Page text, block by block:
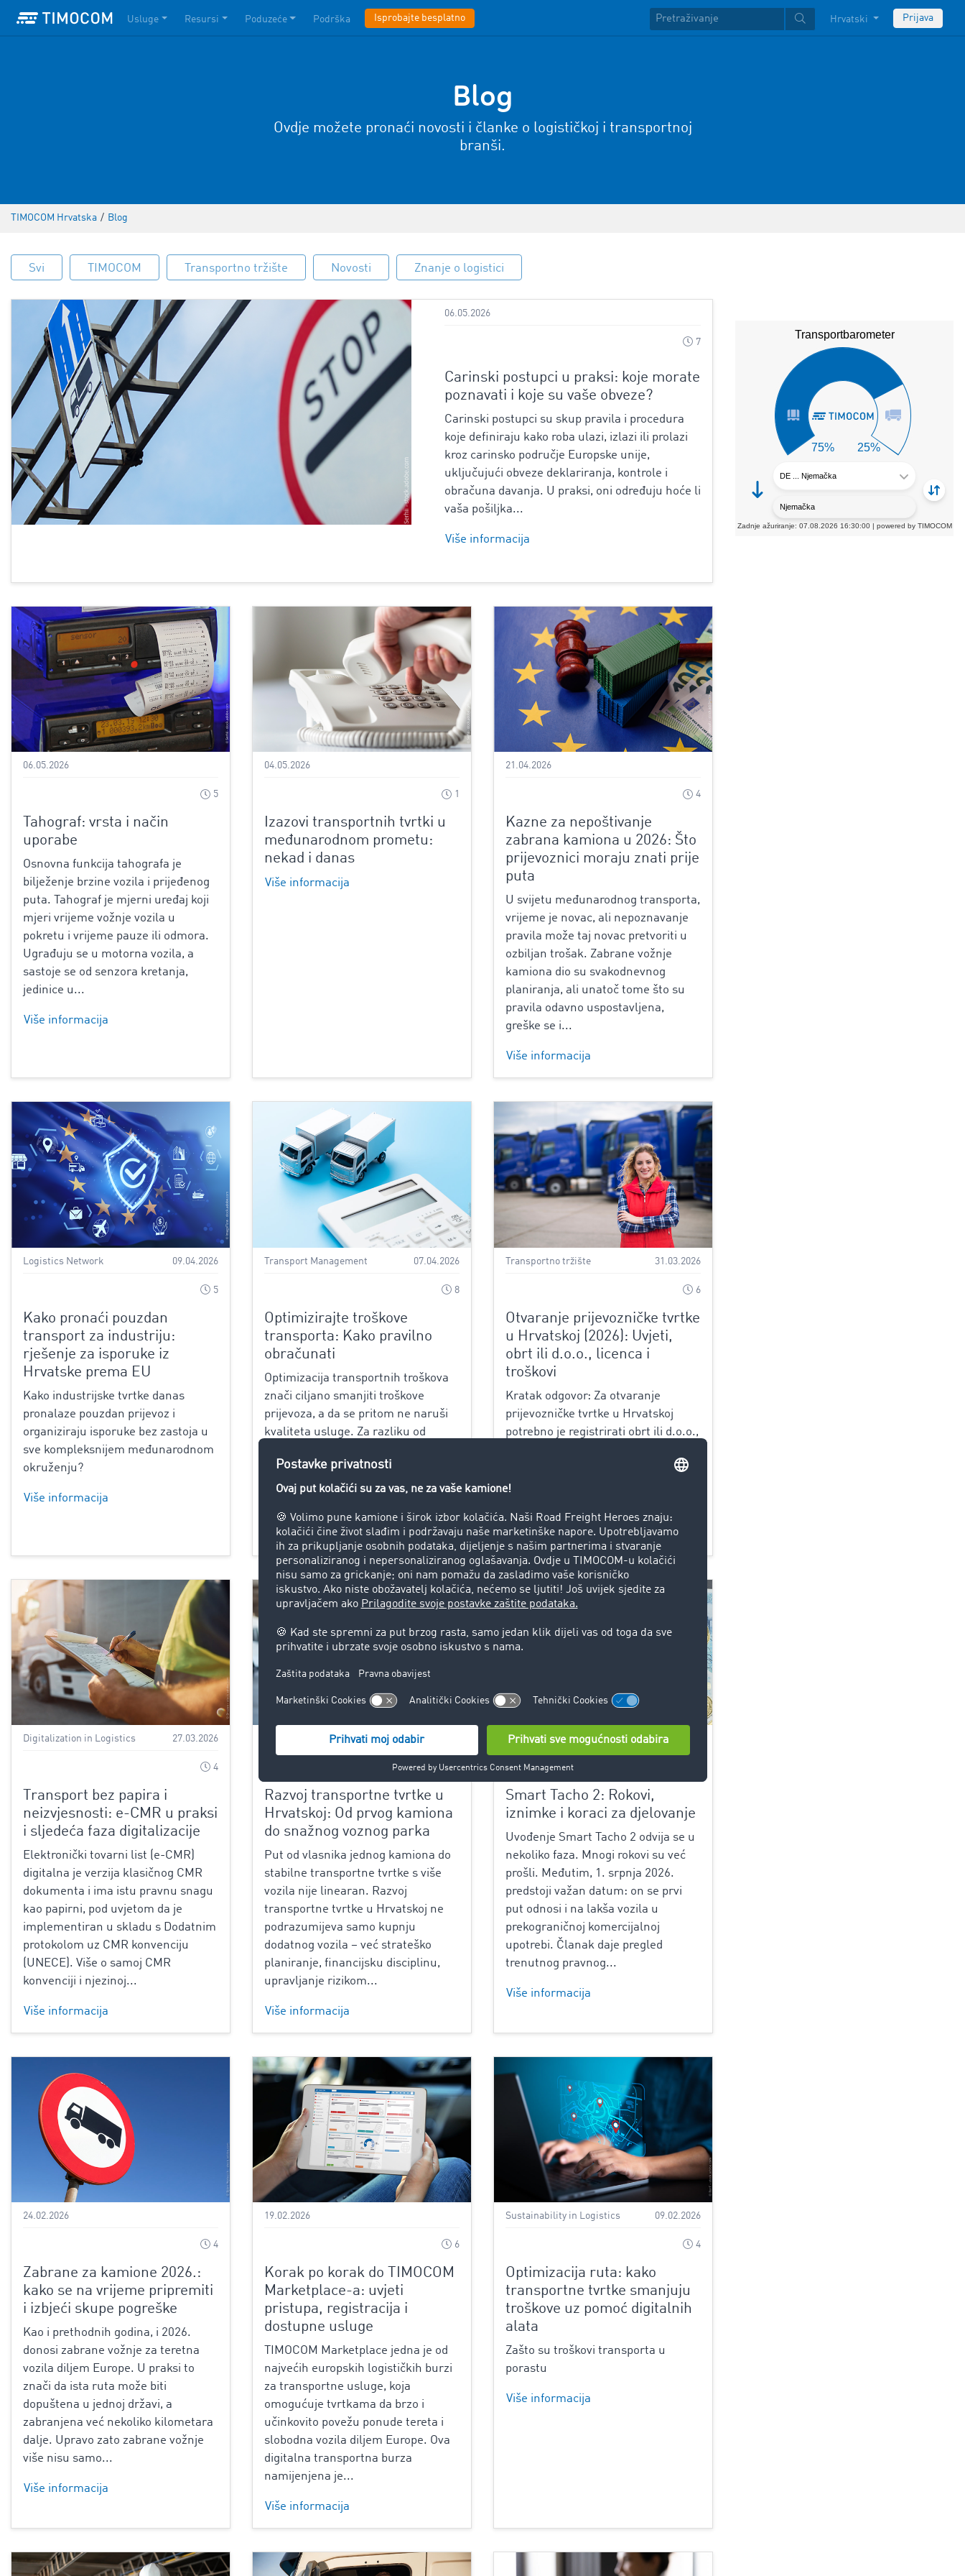
Usluge Resursi Poduzeće Podrška Isprobajte besplatno Hrvatski Prijava
Blog
Ovdje možete pronaći novosti i članke o logističkoj i transportnoj
branši.
TIMOCOM Hrvatska / Blog
Svi TIMOCOM Transportno tržište Novosti Znanje o logistici
06.05.2026
7
Carinski postupci u praksi: koje morate
poznavati i koje su vaše obveze?
Carinski postupci su skup pravila i procedura
koje definiraju kako roba ulazi, izlazi ili prolazi
kroz carinsko područje Europske unije,
uključujući obveze deklariranja, kontrole i
obračuna davanja. U praksi, oni određuju hoće li
vaša pošiljka...
Više informacija
06.05.2026
5
Tahograf: vrsta i način
uporabe
Osnovna funkcija tahografa je
bilježenje brzine vozila i prijeđenog
puta. Tahograf je mjerni uređaj koji
mjeri vrijeme vožnje vozila u
pokretu i vrijeme pauze ili odmora.
Ugrađuju se u motorna vozila, a
sastoje se od senzora kretanja,
jedinice u...
Više informacija
04.05.2026
1
Izazovi transportnih tvrtki u
međunarodnom prometu:
nekad i danas
Više informacija
21.04.2026
4
Kazne za nepoštivanje
zabrana kamiona u 2026: Što
prijevoznici moraju znati prije
puta
U svijetu međunarodnog transporta,
vrijeme je novac, ali nepoznavanje
pravila može taj novac pretvoriti u
ozbiljan trošak. Zabrane vožnje
kamiona dio su svakodnevnog
planiranja, ali unatoč tome što su
pravila odavno uspostavljena,
greške se i...
Više informacija
Logistics Network 09.04.2026
5
Kako pronaći pouzdan
transport za industriju:
rješenje za isporuke iz
Hrvatske prema EU
Kako industrijske tvrtke danas
pronalaze pouzdan prijevoz i
organiziraju isporuke bez zastoja u
sve kompleksnijem međunarodnom
okruženju?
Više informacija
Transport Management 07.04.2026
8
Optimizirajte troškove
transporta: Kako pravilno
obračunati
Optimizacija transportnih troškova
znači ciljano smanjiti troškove
prijevoza, a da se pritom ne naruši
kvaliteta usluge. Za razliku od
evidentiranju troškova, nego o
identificiranju i primjeni...
Više informacija
Transportno tržište 31.03.2026
6
Otvaranje prijevozničke tvrtke
u Hrvatskoj (2026): Uvjeti,
obrt ili d.o.o., licenca i
troškovi
Kratak odgovor: Za otvaranje
prijevozničke tvrtke u Hrvatskoj
potrebno je registrirati obrt ili d.o.o.,
stručnom osposobljenošću, dokazati
financijsku sposobnost te ishoditi
Više informacija
Digitalization in Logistics 27.03.2026
4
Transport bez papira i
neizvjesnosti: e-CMR u praksi
i sljedeća faza digitalizacije
Elektronički tovarni list (e-CMR)
digitalna je verzija klasičnog CMR
dokumenta i ima istu pravnu snagu
kao papirni, pod uvjetom da je
implementiran u skladu s Dodatnim
protokolom uz CMR konvenciju
(UNECE). Više o samoj CMR
konvenciji i njezinoj...
Više informacija
5
Razvoj transportne tvrtke u
Hrvatskoj: Od prvog kamiona
do snažnog voznog parka
Put od vlasnika jednog kamiona do
stabilne transportne tvrtke s više
vozila nije linearan. Razvoj
transportne tvrtke u Hrvatskoj ne
podrazumijeva samo kupnju
dodatnog vozila – već strateško
planiranje, financijsku disciplinu,
upravljanje rizikom...
Više informacija
Trends and Innovation 26.02.2026
Smart Tacho 2: Rokovi,
iznimke i koraci za djelovanje
Uvođenje Smart Tacho 2 odvija se u
nekoliko faza. Mnogi rokovi su već
prošli. Međutim, 1. srpnja 2026.
predstoji važan datum: on se prvi
put odnosi i na lakša vozila u
prekograničnoj komercijalnoj
upotrebi. Članak daje pregled
trenutnog pravnog...
Više informacija
24.02.2026
4
Zabrane za kamione 2026.:
kako se na vrijeme pripremiti
i izbjeći skupe pogreške
Kao i prethodnih godina, i 2026.
donosi zabrane vožnje za teretna
vozila diljem Europe. U praksi to
znači da ista ruta može biti
dopuštena u jednoj državi, a
zabranjena već nekoliko kilometara
dalje. Upravo zato zabrane vožnje
više nisu samo...
Više informacija
19.02.2026
6
Korak po korak do TIMOCOM
Marketplace-a: uvjeti
pristupa, registracija i
dostupne usluge
TIMOCOM Marketplace jedna je od
najvećih europskih logističkih burzi
za transportne usluge, koja
omogućuje tvrtkama da brzo i
učinkovito povežu ponude tereta i
slobodna vozila diljem Europe. Ova
digitalna transportna burza
namijenjena je...
Više informacija
Sustainability in Logistics 09.02.2026
4
Optimizacija ruta: kako
transportne tvrtke smanjuju
troškove uz pomoć digitalnih
alata
Zašto su troškovi transporta u
porastu
Više informacija